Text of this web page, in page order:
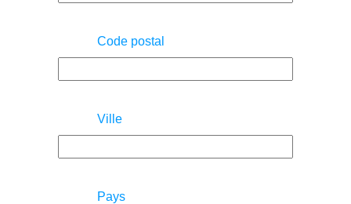
Code postal
Ville
Pays